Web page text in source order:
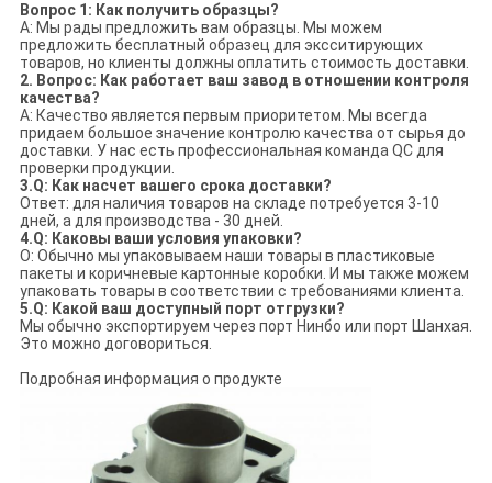
Вопрос 1: Как получить образцы?
A: Мы рады предложить вам образцы. Мы можем
предложить бесплатный образец для эксситирующих
товаров, но клиенты должны оплатить стоимость доставки.
2. Вопрос: Как работает ваш завод в отношении контроля
качества?
A: Качество является первым приоритетом. Мы всегда
придаем большое значение контролю качества от сырья до
доставки. У нас есть профессиональная команда QC для
проверки продукции.
3.Q: Как насчет вашего срока доставки?
Ответ: для наличия товаров на складе потребуется 3-10
дней, а для производства - 30 дней.
4.Q: Каковы ваши условия упаковки?
О: Обычно мы упаковываем наши товары в пластиковые
пакеты и коричневые картонные коробки. И мы также можем
упаковать товары в соответствии с требованиями клиента.
5.Q: Какой ваш доступный порт отгрузки?
Мы обычно экспортируем через порт Нинбо или порт Шанхая.
Это можно договориться.
Подробная информация о продукте